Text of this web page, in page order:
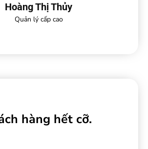
Hoàng Thị Thủy
Quản lý cấp cao
hàng hết cỡ.